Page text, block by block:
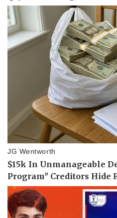
Lịch thi đấu bóng đá
Thế giới thể thao
eSports
Hậu trường